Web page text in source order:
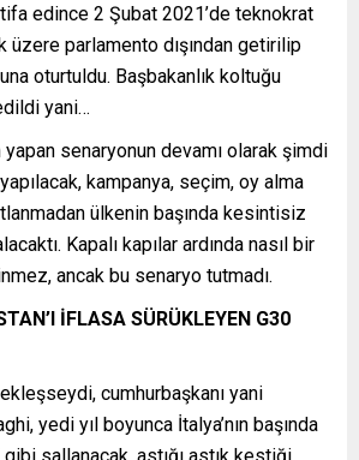
edince 2 Şubat 2021’de teknokrat
üzere parlamento dışından getirilip
oturtuldu. Başbakanlık koltuğu
yani…
yapan senaryonun devamı olarak şimdi
kampanya, seçim, oy alma
ülkenin başında kesintisiz
Kapalı kapılar ardında nasıl bir
ancak bu senaryo tutmadı.
İFLASA SÜRÜKLEYEN G30
cumhurbaşkanı yani
yedi yıl boyunca İtalya’nın başında
gibi sallanacak, astığı astık kestiği